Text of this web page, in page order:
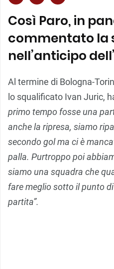
Così Paro, in
commentato la
nell’anticipo
Al termine di Bologna-
lo squalificato Ivan Juric,
primo tempo fosse una
anche la ripresa, siamo
secondo gol ma ci è
palla. Purtroppo poi
siamo una squadra che
fare meglio sotto il punto
partita”.